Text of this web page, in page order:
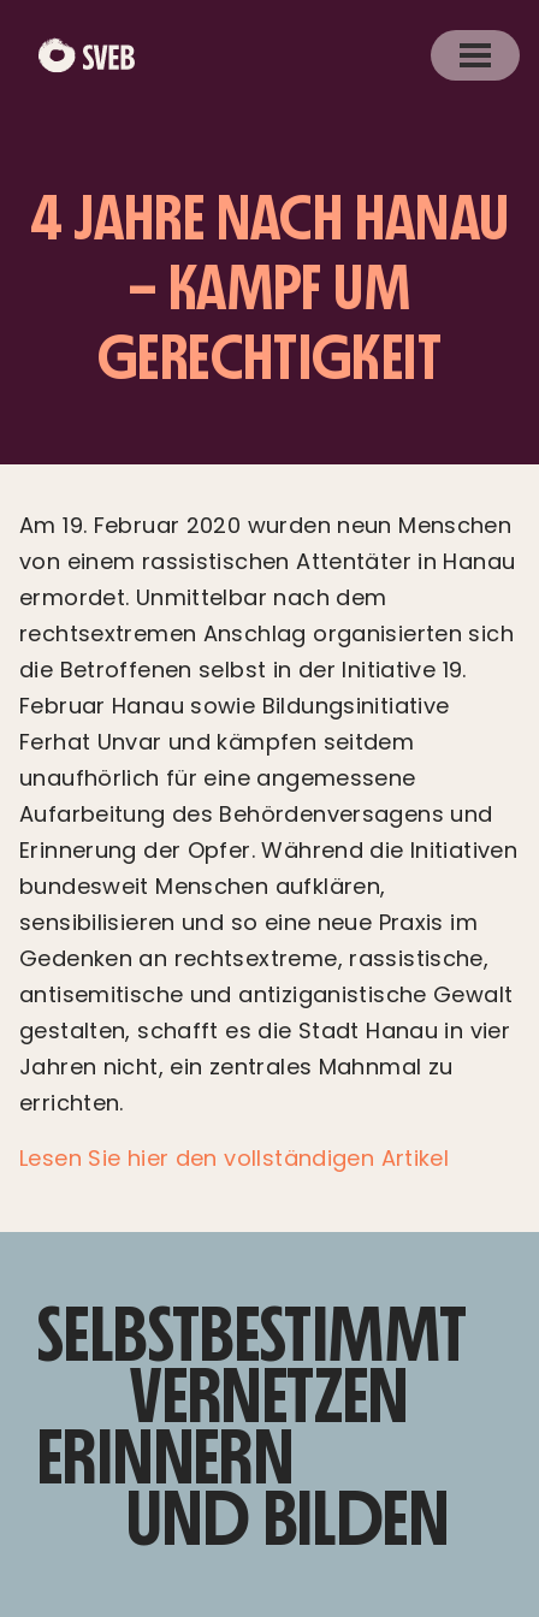
4 JAHRE NACH HANAU
– KAMPF UM
GERECHTIGKEIT
Am 19. Februar 2020 wurden neun Menschen
von einem rassistischen Attentäter in Hanau
ermordet. Unmittelbar nach dem
rechtsextremen Anschlag organisierten sich
die Betroffenen selbst in der Initiative 19.
Februar Hanau sowie Bildungsinitiative
Ferhat Unvar und kämpfen seitdem
unaufhörlich für eine angemessene
Aufarbeitung des Behördenversagens und
Erinnerung der Opfer. Während die Initiativen
bundesweit Menschen aufklären,
sensibilisieren und so eine neue Praxis im
Gedenken an rechtsextreme, rassistische,
antisemitische und antiziganistische Gewalt
gestalten, schafft es die Stadt Hanau in vier
Jahren nicht, ein zentrales Mahnmal zu
errichten.
Lesen Sie hier den vollständigen Artikel
SELBSTBESTIMMT
VERNETZEN
ERINNERN
UND BILDEN